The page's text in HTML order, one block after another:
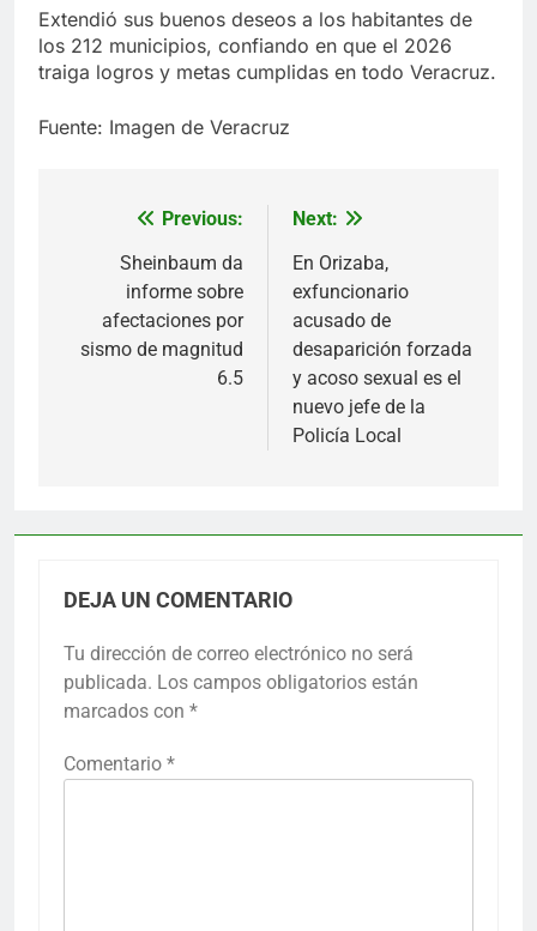
Extendió sus buenos deseos a los habitantes de
los 212 municipios, confiando en que el 2026
traiga logros y metas cumplidas en todo Veracruz.
Fuente: Imagen de Veracruz
Navegación
entradas
Previous:
Sheinbaum da
informe sobre
afectaciones por
sismo de magnitud
6.5
Next:
En Orizaba,
exfuncionario
acusado de
desaparición forzada
y acoso sexual es el
nuevo jefe de la
Policía Local
DEJA UN COMENTARIO
Tu dirección de correo electrónico no será
publicada. Los campos obligatorios están
marcados con *
Comentario *